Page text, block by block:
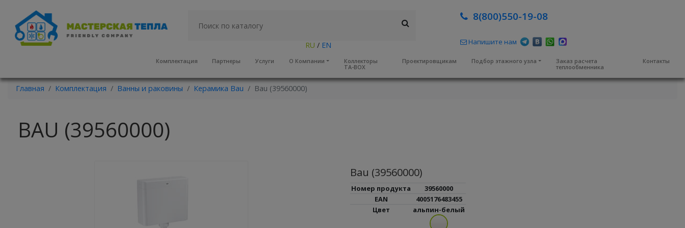
RU /EN
8(800)550-19-08
Напишите нам
Комплектация Партнеры Услуги О Компании
Коллекторы
TA-BOX
Проектировщикам Подбор этажного узла
Заказ расчета
теплообменника
Контакты
Главная Комплектация Ванны и раковины Керамика Bau Bau (39560000)
BAU (39560000)
Bau (39560000)
Номер продукта
39560000
EAN
4005176483455
Цвет
альпин-белый